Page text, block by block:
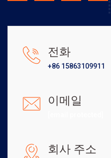
전화
+86 15863109911
이메일
회사 주소